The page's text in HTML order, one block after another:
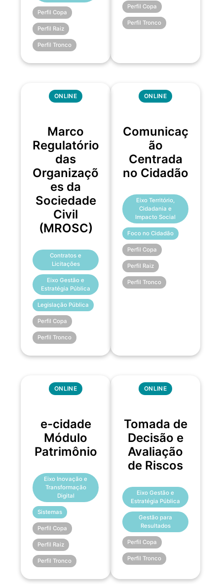
Perfil Copa
Perfil Raiz
Perfil Tronco
Perfil Copa
Perfil Tronco
ONLINE
Marco
Regulatório
das
Organizaçõ
es da
Sociedade
Civil
(MROSC)
Contratos e
Licitações
Eixo Gestão e
Estratégia Pública
Legislação Pública
Perfil Copa
Perfil Tronco
ONLINE
Comunicaç
ão
Centrada
no Cidadão
Eixo Território,
Cidadania e
Impacto Social
Foco no Cidadão
Perfil Copa
Perfil Raiz
Perfil Tronco
ONLINE
e-cidade
Módulo
Patrimônio
Eixo Inovação e
Transformação
Digital
Sistemas
Perfil Copa
Perfil Raiz
Perfil Tronco
ONLINE
Tomada de
Decisão e
Avaliação
de Riscos
Eixo Gestão e
Estratégia Pública
Gestão para
Resultados
Perfil Copa
Perfil Tronco